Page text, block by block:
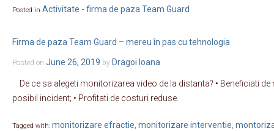
Posted in Activitate - firma de paza Team Guard
Firma de paza Team Guard – mereu în pas cu tehnologia
Posted on June 26, 2019 by Dragoi Ioana
De ce sa alegeti monitorizarea video de la distanta? • Beneficiati
posibil incident; • Profitati de costuri reduse.
Tagged with: monitorizare efractie, monitorizare interventie,